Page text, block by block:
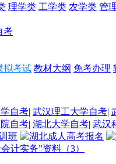
理学类 工学类 农学类 管
考
拟考试 教材大纲 免考办理
自考| 武汉理工大学自考|
自考| 湖北大学自考| 武汉
计实务”资料（3）